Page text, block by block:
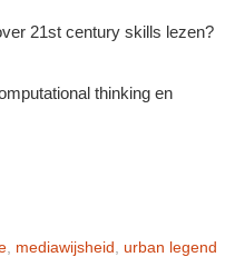
21st century skills lezen?
thinking en
mediawijsheid urban legend